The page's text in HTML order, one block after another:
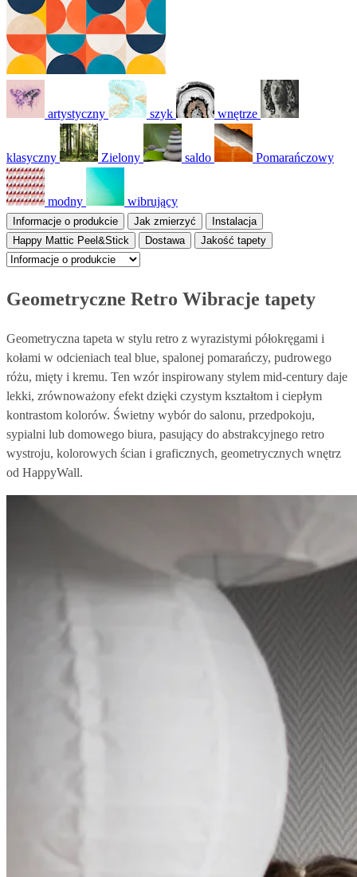
artystyczny szyk wnętrze
klasyczny Zielony saldo Pomarańczowy
modny wibrujący
Informacje o produkcie Jak zmierzyć
Instalacja
Happy Mattic Peel&Stick
Dostawa Jakość tapety
Geometryczne Retro Wibracje tapety
Geometryczna tapeta w stylu retro z wyrazistymi półokręgami i
kołami w odcieniach teal blue, spalonej pomarańczy, pudrowego
różu, mięty i kremu. Ten wzór inspirowany stylem mid-century daje
lekki, zrównoważony efekt dzięki czystym kształtom i ciepłym
kontrastom kolorów. Świetny wybór do salonu, przedpokoju,
sypialni lub domowego biura, pasujący do abstrakcyjnego retro
wystroju, kolorowych ścian i graficznych, geometrycznych wnętrz
od HappyWall.